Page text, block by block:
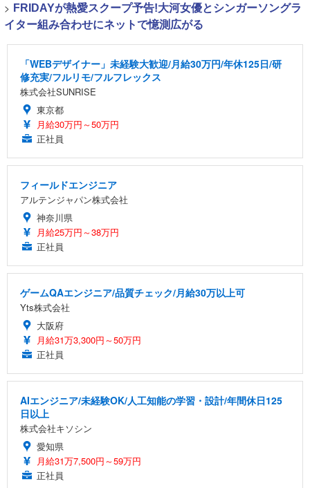
> FRIDAYが熱愛スクープ予告!大河女優とシンガーソングラ
イター組み合わせにネットで憶測広がる
「WEBデザイナー」未経験大歓迎/月給30万円/年休125日/研
修充実/フルリモ/フルフレックス
株式会社SUNRISE
東京都
月給30万円～50万円
正社員
フィールドエンジニア
アルテンジャパン株式会社
神奈川県
月給25万円～38万円
正社員
ゲームQAエンジニア/品質チェック/月給30万以上可
Yts株式会社
大阪府
月給31万3,300円～50万円
正社員
AIエンジニア/未経験OK/人工知能の学習・設計/年間休日125
日以上
株式会社キソシン
愛知県
月給31万7,500円～59万円
正社員